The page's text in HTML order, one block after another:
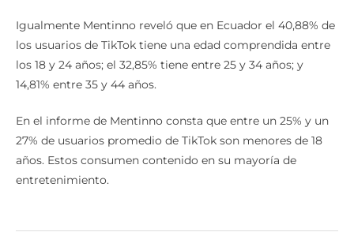
Igualmente Mentinno reveló que en Ecuador el 40,88% de
los usuarios de TikTok tiene una edad comprendida entre
los 18 y 24 años; el 32,85% tiene entre 25 y 34 años; y
14,81% entre 35 y 44 años.
En el informe de Mentinno consta que entre un 25% y un
27% de usuarios promedio de TikTok son menores de 18
años. Estos consumen contenido en su mayoría de
entretenimiento.